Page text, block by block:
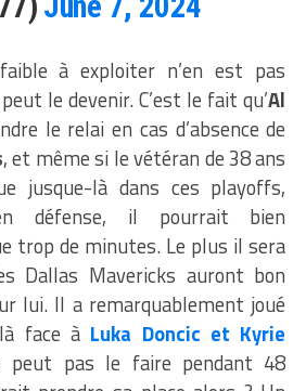
à exploiter n’en est pas
le devenir. C’est le fait qu’Al
le relai en cas d’absence de
, et même si le vétéran de 38 ans
jusque-là dans ces playoffs,
défense, il pourrait bien
trop de minutes. Le plus il sera
Dallas Mavericks auront bon
lui. Il a remarquablement joué
face à Luka Doncic et Kyrie
pas le faire pendant 48